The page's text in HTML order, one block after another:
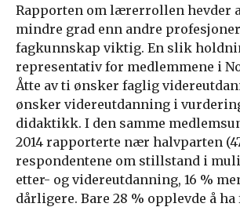
Rapporten om lærerrollen hevder
mindre grad enn andre
fagkunnskap viktig. En slik
representativ for medlemmene i
Åtte av ti ønsker faglig
ønsker videreutdanning i
didaktikk. I den samme
2014 rapporterte nær halvparten
respondentene om stillstand i
etter- og videreutdanning, 16 %
dårligere. Bare 28 % opplevde å ha